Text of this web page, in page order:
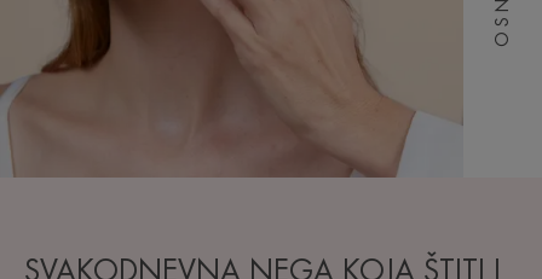
SVAKODNEVNA NEGA KOJA ŠTITI I